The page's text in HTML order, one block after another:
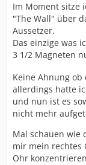
Im Moment sitze
"The Wall" über
Aussetzer.
Das einzige was
3 1/2 Magneten
Keine Ahnung
allerdings hatte
und nun ist es
nicht mehr
Mal schauen wie
mir mein rechtes
Ohr